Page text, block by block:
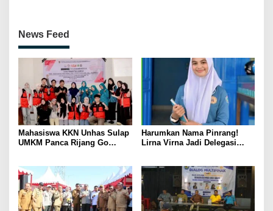
News Feed
Mahasiswa KKN Unhas Sulap
UMKM Panca Rijang Go
Harumkan Nama Pinrang!
Lirna Virna Jadi Delegasi